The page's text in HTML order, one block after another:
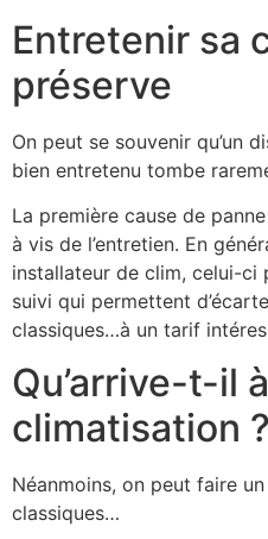
Entretenir sa
préserve
On peut se souvenir qu’un
bien entretenu tombe
La première cause de
à vis de l’entretien. En
installateur de clim, celui-ci
suivi qui permettent
classiques…à un tarif
Qu’arrive-t-il
climatisation ?
Néanmoins, on peut faire
classiques…